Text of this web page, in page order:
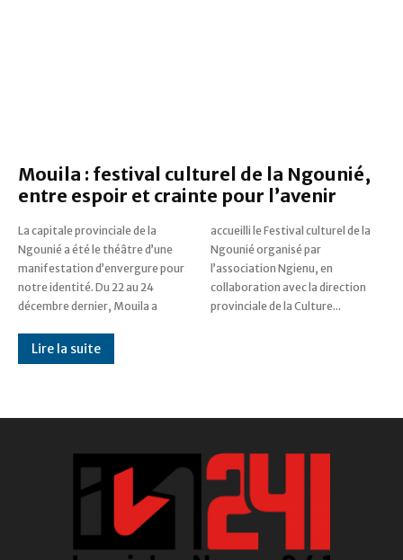
Mouila : festival culturel de la Ngounié,
entre espoir et crainte pour l’avenir
La capitale provinciale de la
Ngounié a été le théâtre d’une
manifestation d’envergure pour
notre identité. Du 22 au 24
décembre dernier, Mouila a
accueilli le Festival culturel de la
Ngounié organisé par
l’association Ngienu, en
collaboration avec la direction
provinciale de la Culture...
Lire la suite